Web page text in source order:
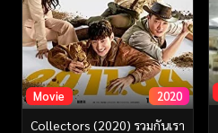
Movie 2020
Collectors (2020) รวมกันเรา